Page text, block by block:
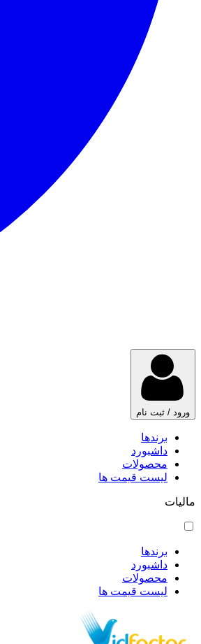
ورود / ثبت نام
برندها
داشبورد
محصولات
لیست قیمت ها
مالیات
برندها
داشبورد
محصولات
لیست قیمت ها